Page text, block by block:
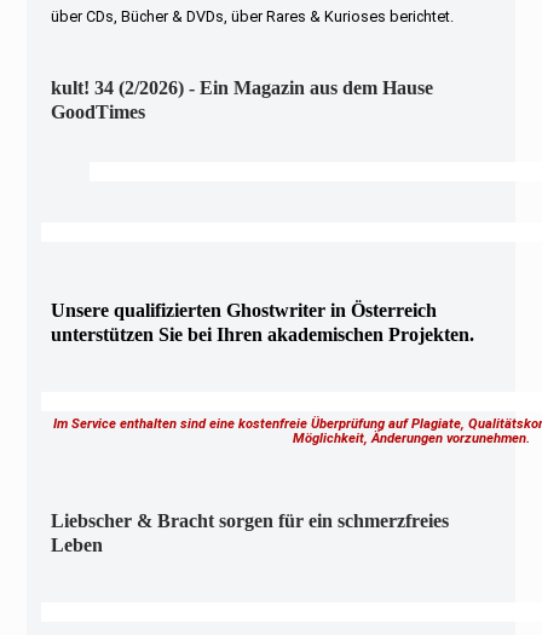
über CDs, Bücher & DVDs, über Rares & Kurioses berichtet.
kult! 34 (2/2026) - Ein Magazin aus dem Hause
GoodTimes
Unsere qualifizierten Ghostwriter in Österreich
unterstützen Sie bei Ihren akademischen Projekten.
Im Service enthalten sind eine kostenfreie Überprüfung auf Plagiate,
Möglichkeit, Änderungen vorzunehmen.
Liebscher & Bracht sorgen für ein schmerzfreies
Leben